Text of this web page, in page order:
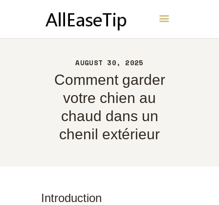
AUGUST 30, 2025
Comment garder
votre chien au
chaud dans un
chenil extérieur
AllEaseTip
ACCUEIL
À PROPOS
CONTACT
POLITIQUE
FRANÇAIS
Introduction